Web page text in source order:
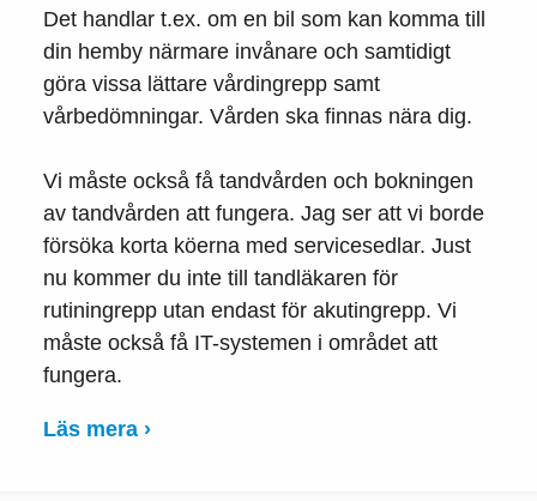
Det handlar t.ex. om en bil som kan komma till
din hemby närmare invånare och samtidigt
göra vissa lättare vårdingrepp samt
vårbedömningar. Vården ska finnas nära dig.
Vi måste också få tandvården och bokningen
av tandvården att fungera. Jag ser att vi borde
försöka korta köerna med servicesedlar. Just
nu kommer du inte till tandläkaren för
rutiningrepp utan endast för akutingrepp. Vi
måste också få IT-systemen i området att
fungera.
Läs mera ›